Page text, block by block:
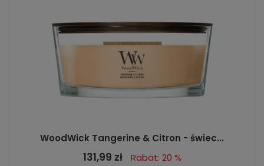
WoodWick Tangerine & Citron - świec...
131,99 zł Rabat: 20 %